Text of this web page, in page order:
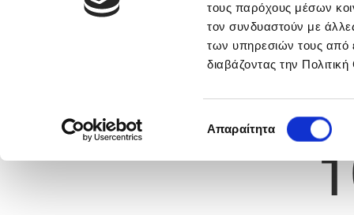
τους παρόχους μέσων
τον συνδυαστούν με
των υπηρεσιών τους από
διαβάζοντας την
συγκατάθεσης
Απαραίτητα
Previous
ΝΙΚΟΛΑΣ ΣΤΥΛΙΑΝΟΥ
Νούμερο